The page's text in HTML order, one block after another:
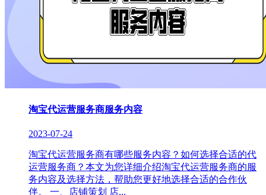
淘宝代运营服务商服务内容
2023-07-24
淘宝代运营服务商有哪些服务内容？如何选择合适的代
运营服务商？本文为您详细介绍淘宝代运营服务商的服
务内容及选择方法，帮助您更好地选择合适的合作伙
伴。 一、店铺策划 店...